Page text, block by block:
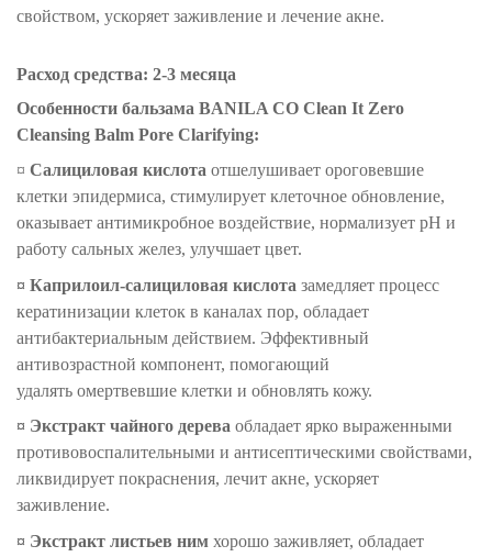
свойством, ускоряет заживление и лечение акне.
Расход средства: 2-3 месяца
Особенности бальзама BANILA CO Clean It Zero
Cleansing Balm Pore Clarifying:
¤ Салициловая кислота отшелушивает ороговевшие
клетки эпидермиса, стимулирует клеточное обновление,
оказывает антимикробное воздействие, нормализует pH и
работу сальных желез, улучшает цвет.
¤ Каприлоил-салициловая кислота замедляет процесс
кератинизации клеток в каналах пор, обладает
антибактериальным действием. Эффективный
антивозрастной компонент, помогающий
удалять омертвевшие клетки и обновлять кожу.
¤ Экстракт чайного дерева обладает ярко выраженными
противовоспалительными и антисептическими свойствами,
ликвидирует покраснения, лечит акне, ускоряет
заживление.
¤ Экстракт листьев ним хорошо заживляет, обладает